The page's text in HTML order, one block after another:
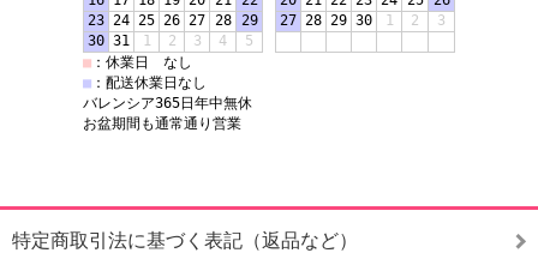
特定商取引法に基づく表記（返品など）